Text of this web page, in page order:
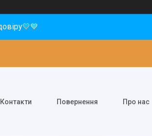
Контакти Повернення Про нас